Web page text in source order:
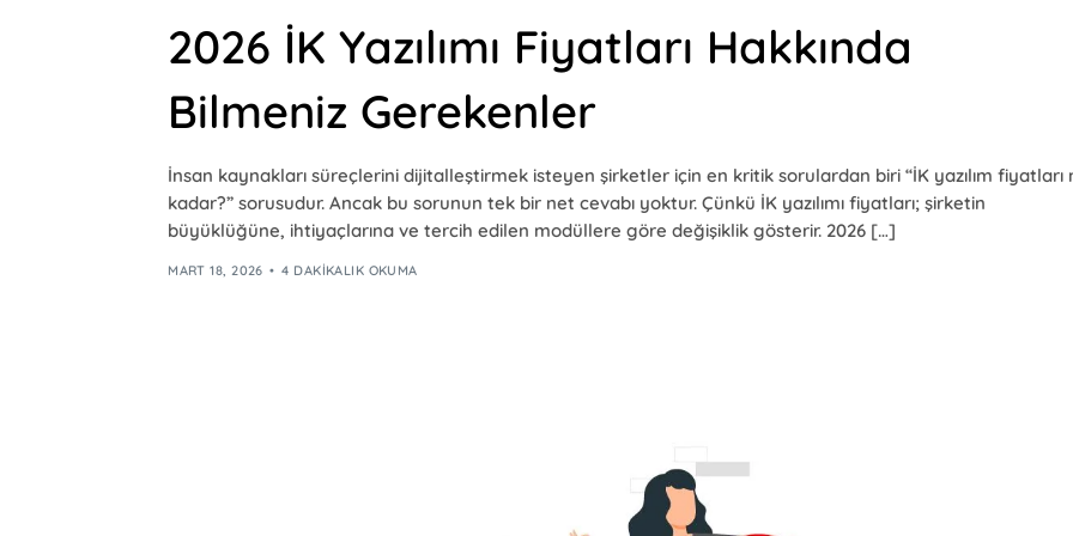
2026 İK Yazılımı Fiyatları Hakkında
Bilmeniz Gerekenler
İnsan kaynakları süreçlerini dijitalleştirmek isteyen şirketler için en kritik sorulardan biri “İK yazılım fiyatları
kadar?” sorusudur. Ancak bu sorunun tek bir net cevabı yoktur. Çünkü İK yazılımı fiyatları; şirketin
büyüklüğüne, ihtiyaçlarına ve tercih edilen modüllere göre değişiklik gösterir. 2026 […]
MART 18, 2026 4 DAKIKALIK OKUMA